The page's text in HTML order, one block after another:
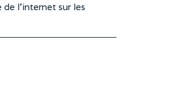
l’internet sur les